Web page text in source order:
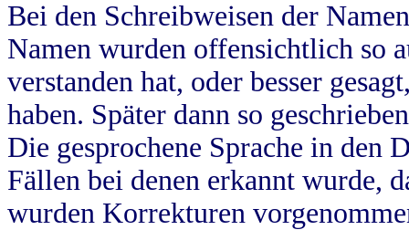
Bei den Schreibweisen der
Namen wurden offensichtlich so
verstanden hat, oder besser
haben. Später dann so
Die gesprochene Sprache in
Fällen bei denen erkannt wurde,
wurden Korrekturen